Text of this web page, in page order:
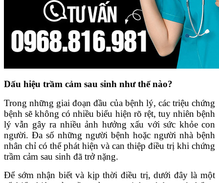
Dấu hiệu trầm cảm sau sinh như thế nào?
Trong những giai đoạn đầu của bệnh lý, các triệu chứng
bệnh sẽ không có nhiều biểu hiện rõ rệt, tuy nhiên bệnh
lý vẫn gây ra nhiều ảnh hưởng xấu với sức khỏe con
người. Đa số những người bệnh hoặc người nhà bệnh
nhân chỉ có thể phát hiện và can thiệp điều trị khi chứng
trầm cảm sau sinh đã trở nặng.
Để sớm nhận biết và kịp thời điều trị, dưới đây là một